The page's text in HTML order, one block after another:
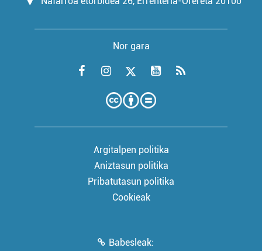
Nor gara
Argitalpen politika
Aniztasun politika
Pribatutasun politika
Cookieak
Babesleak: